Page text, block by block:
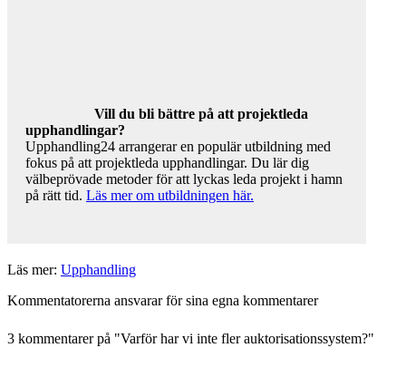
Vill du bli bättre på att projektleda
upphandlingar?
Upphandling24 arrangerar en populär utbildning med
fokus på att projektleda upphandlingar. Du lär dig
välbeprövade metoder för att lyckas leda projekt i hamn
på rätt tid. Läs mer om utbildningen här.
Läs mer: Upphandling
Kommentatorerna ansvarar för sina egna kommentarer
3 kommentarer på "Varför har vi inte fler auktorisationssystem?"